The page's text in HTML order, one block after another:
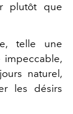
plutôt que
telle une
naturel,
les désirs